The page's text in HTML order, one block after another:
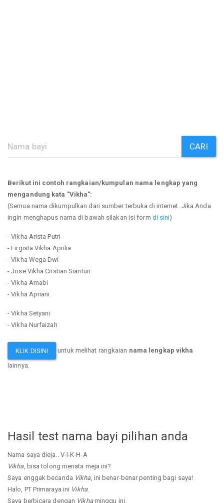
CARI
Berikut ini contoh rangkaian/kumpulan nama lengkap yang
mengandung kata "Vikha":
(Semua nama dikumpulkan dari sumber terbuka di internet. Jika Anda
ingin menghapus nama di bawah silakan isi form di sini)
- Vikha Arista Putri
- Firgista Vikha Aprilia
- Vikha Wega Dwi
- Jose Vikha Cristian Sianturi
- Vikha Amabi
- Vikha Apriani
- Vikha Setyani
- Vikha Nurfaizah
KLIK DISINI untuk melihat rangkaian nama lengkap vikha
lainnya.
Hasil test nama bayi pilihan anda
Nama saya dieja.. V-I-K-H-A
Vikha, bisa tolong menata meja ini?
Saya enggak becanda Vikha, ini benar-benar penting bagi saya!
Halo, PT Primaraya ini Vikha.
Saya berbicara dengan Vikhaminggu ini.